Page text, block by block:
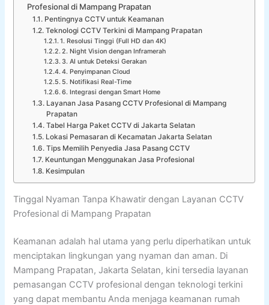
Profesional di Mampang Prapatan
Pentingnya CCTV untuk Keamanan
Teknologi CCTV Terkini di Mampang Prapatan
1. Resolusi Tinggi (Full HD dan 4K)
2. Night Vision dengan Inframerah
3. AI untuk Deteksi Gerakan
4. Penyimpanan Cloud
5. Notifikasi Real-Time
6. Integrasi dengan Smart Home
Layanan Jasa Pasang CCTV Profesional di Mampang
Prapatan
Tabel Harga Paket CCTV di Jakarta Selatan
Lokasi Pemasaran di Kecamatan Jakarta Selatan
Tips Memilih Penyedia Jasa Pasang CCTV
Keuntungan Menggunakan Jasa Profesional
Kesimpulan
Tinggal Nyaman Tanpa Khawatir dengan Layanan CCTV
Profesional di Mampang Prapatan
Keamanan adalah hal utama yang perlu diperhatikan untuk
menciptakan lingkungan yang nyaman dan aman. Di
Mampang Prapatan, Jakarta Selatan, kini tersedia layanan
pemasangan CCTV profesional dengan teknologi terkini
yang dapat membantu Anda menjaga keamanan rumah